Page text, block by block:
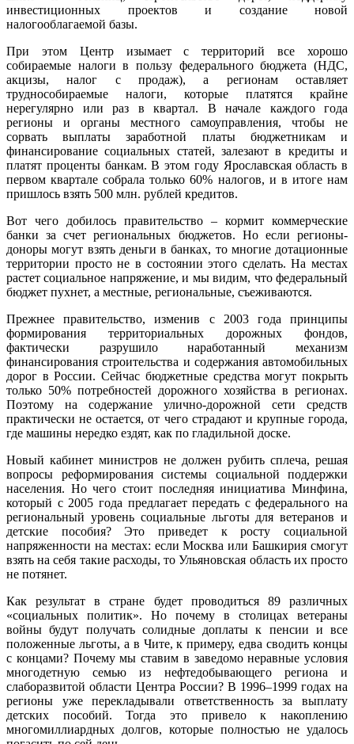
инвестиционных проектов и создание новой
налогооблагаемой базы.
При этом Центр изымает с территорий все хорошо
собираемые налоги в пользу федерального бюджета (НДС,
акцизы, налог с продаж), а регионам оставляет
труднособираемые налоги, которые платятся крайне
нерегулярно или раз в квартал. В начале каждого года
регионы и органы местного самоуправления, чтобы не
сорвать выплаты заработной платы бюджетникам и
финансирование социальных статей, залезают в кредиты и
платят проценты банкам. В этом году Ярославская область в
первом квартале собрала только 60% налогов, и в итоге нам
пришлось взять 500 млн. рублей кредитов.
Вот чего добилось правительство – кормит коммерческие
банки за счет региональных бюджетов. Но если регионы-
доноры могут взять деньги в банках, то многие дотационные
территории просто не в состоянии этого сделать. На местах
растет социальное напряжение, и мы видим, что федеральный
бюджет пухнет, а местные, региональные, съеживаются.
Прежнее правительство, изменив с 2003 года принципы
формирования территориальных дорожных фондов,
фактически разрушило наработанный механизм
финансирования строительства и содержания автомобильных
дорог в России. Сейчас бюджетные средства могут покрыть
только 50% потребностей дорожного хозяйства в регионах.
Поэтому на содержание улично-дорожной сети средств
практически не остается, от чего страдают и крупные города,
где машины нередко ездят, как по гладильной доске.
Новый кабинет министров не должен рубить сплеча, решая
вопросы реформирования системы социальной поддержки
населения. Но чего стоит последняя инициатива Минфина,
который с 2005 года предлагает передать с федерального на
региональный уровень социальные льготы для ветеранов и
детские пособия? Это приведет к росту социальной
напряженности на местах: если Москва или Башкирия смогут
взять на себя такие расходы, то Ульяновская область их просто
не потянет.
Как результат в стране будет проводиться 89 различных
«социальных политик». Но почему в столицах ветераны
войны будут получать солидные доплаты к пенсии и все
положенные льготы, а в Чите, к примеру, едва сводить концы
с концами? Почему мы ставим в заведомо неравные условия
многодетную семью из нефтедобывающего региона и
слаборазвитой области Центра России? В 1996–1999 годах на
регионы уже перекладывали ответственность за выплату
детских пособий. Тогда это привело к накоплению
многомиллиардных долгов, которые полностью не удалось